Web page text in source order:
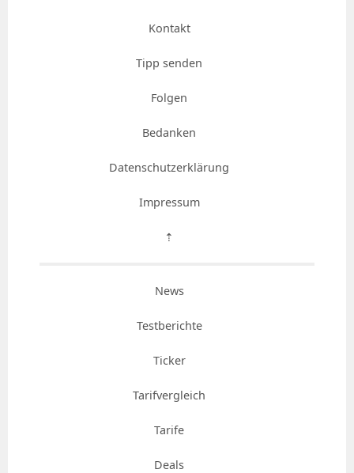
Kontakt
Tipp senden
Folgen
Bedanken
Datenschutzerklärung
Impressum
⇡
News
Testberichte
Ticker
Tarifvergleich
Tarife
Deals